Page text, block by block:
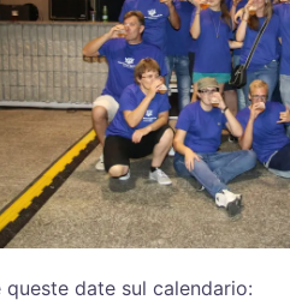
date sul calendario: